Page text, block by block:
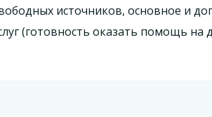
источников, основное и
(готовность оказать помощь на